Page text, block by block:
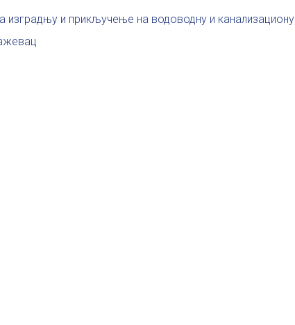
изградњу и прикључење на водоводну и канализациону